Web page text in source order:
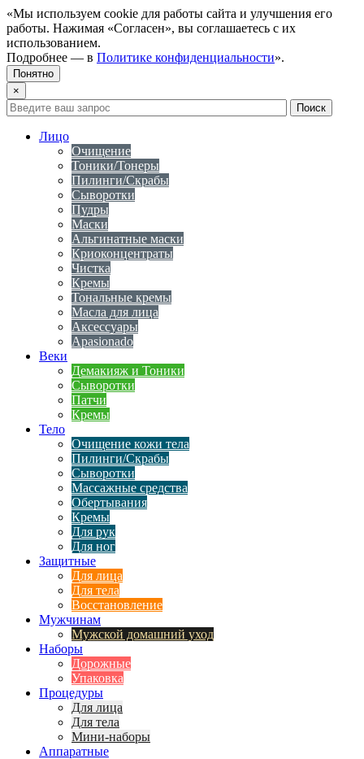
«Мы используем cookie для работы сайта и улучшения его
работы. Нажимая «Согласен», вы соглашаетесь с их
использованием.
Подробнее — в Политике конфиденциальности».
Понятно
×
Лицо
Очищение
Тоники/Тонеры
Пилинги/Скрабы
Сыворотки
Пудры
Маски
Альгинатные маски
Криоконцентраты
Чистка
Кремы
Тональные кремы
Масла для лица
Аксессуары
Apasionado
Веки
Демакияж и Тоники
Сыворотки
Патчи
Кремы
Тело
Очищение кожи тела
Пилинги/Скрабы
Сыворотки
Массажные средства
Обертывания
Кремы
Для рук
Для ног
Защитные
Для лица
Для тела
Восстановление
Мужчинам
Мужской домашний уход
Наборы
Дорожные
Упаковка
Процедуры
Для лица
Для тела
Мини-наборы
Аппаратные